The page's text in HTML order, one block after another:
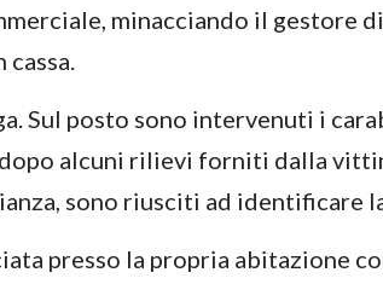
minacciando il gestore di
Sul posto sono intervenuti i
alcuni rilievi forniti dalla
sono riusciti ad identificare
presso la propria abitazione